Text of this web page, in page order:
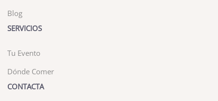
Blog
SERVICIOS
Tu Evento
Dónde Comer
CONTACTA